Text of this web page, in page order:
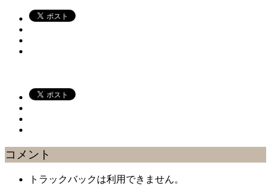
コメント
トラックバックは利用できません。